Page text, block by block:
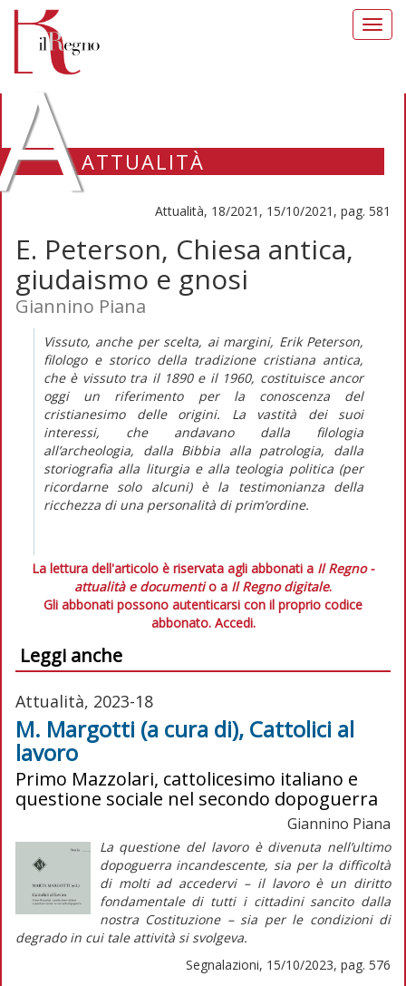
ATTUALITÀ
Attualità, 18/2021, 15/10/2021, pag. 581
E. Peterson, Chiesa antica,
giudaismo e gnosi
Giannino Piana
Vissuto, anche per scelta, ai margini, Erik Peterson,
filologo e storico della tradizione cristiana antica,
che è vissuto tra il 1890 e il 1960, costituisce ancor
oggi un riferimento per la conoscenza del
cristianesimo delle origini. La vastità dei suoi
interessi, che andavano dalla filologia
all’archeologia, dalla Bibbia alla patrologia, dalla
storiografia alla liturgia e alla teologia politica (per
ricordarne solo alcuni) è la testimonianza della
ricchezza di una personalità di prim’ordine.
La lettura dell'articolo è riservata agli abbonati a Il Regno -
attualità e documentio a Il Regno digitale.
Gli abbonati possono autenticarsi con il proprio codice
abbonato. Accedi.
Leggi anche
Attualità, 2023-18
M. Margotti (a cura di), Cattolici al
lavoro
Primo Mazzolari, cattolicesimo italiano e
questione sociale nel secondo dopoguerra
Giannino Piana
La questione del lavoro è divenuta nell’ultimo
dopoguerra incandescente, sia per la difficoltà
di molti ad accedervi – il lavoro è un diritto
fondamentale di tutti i cittadini sancito dalla
nostra Costituzione – sia per le condizioni di
degrado in cui tale attività si svolgeva.
Segnalazioni, 15/10/2023, pag. 576